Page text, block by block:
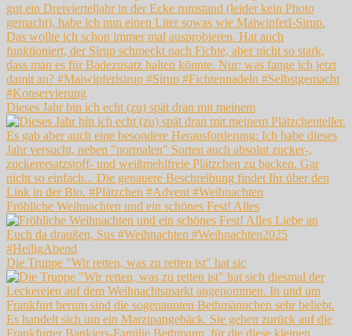
Dieses Jahr bin ich echt (zu) spät dran mit meinem
Fröhliche Weihnachten und ein schönes Fest! Alles
Die Truppe "Wir retten, was zu retten ist" hat sic